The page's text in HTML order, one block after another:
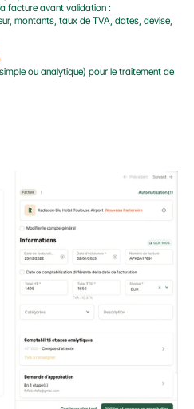
facture avant validation :
montants, taux de TVA, dates, devise,
ou analytique) pour le traitement de